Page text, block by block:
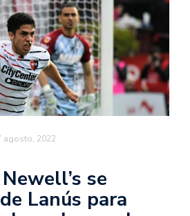
agosto, 2022
se
Lanús para